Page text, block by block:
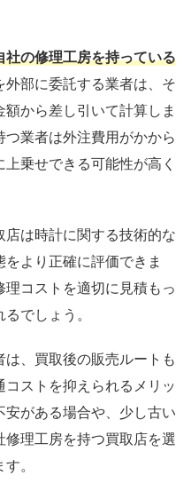
社の修理工房を持っている
部に委託する業者は、そ
から差し引いて計算しま
業者は外注費用がかから
乗せできる可能性が高く
店は時計に関する技術的な
より正確に評価できま
コストを適切に見積もっ
でしょう。
、買取後の販売ルートも
ストを抑えられるメリッ
安がある場合や、少し古い
理工房を持つ買取店を選
。